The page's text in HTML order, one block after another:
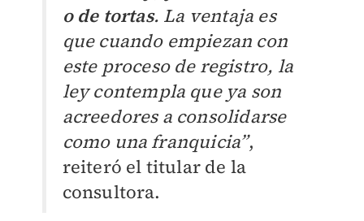
o de tortas. La ventaja es
que cuando empiezan con
este proceso de registro, la
ley contempla que ya son
acreedores a consolidarse
como una franquicia”,
reiteró el titular de la
consultora.